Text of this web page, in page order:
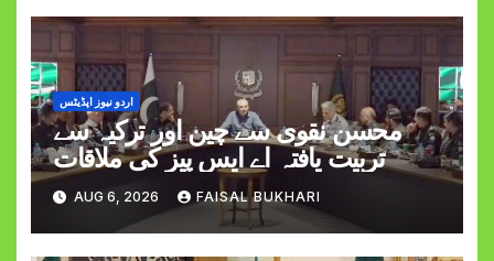
اردو نیوز اپڈیٹس
محسن نقوی سے چین اور ترکیہ سے
تربیت یافتہ اے ایس پیز کی ملاقات
AUG 6, 2026 FAISAL BUKHARI